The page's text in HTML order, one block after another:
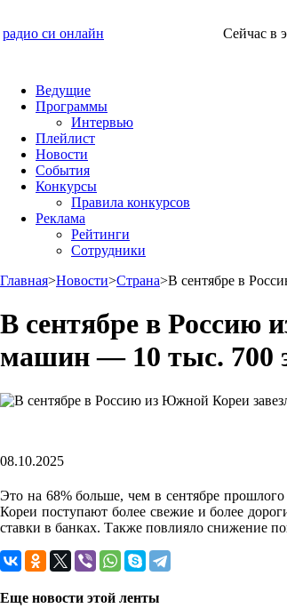
радио си онлайн Сейчас в
Ведущие
Программы
Интервью
Плейлист
Новости
События
Конкурсы
Правила конкурсов
Реклама
Рейтинги
Сотрудники
Главная>Новости>Страна>В сентябре в
В сентябре в Россию
машин — 10 тыс. 700
08.10.2025
Это на 68% больше, чем в сентябре
Кореи поступают более свежие и более
ставки в банках. Также повлияло снижение
Еще новости этой ленты